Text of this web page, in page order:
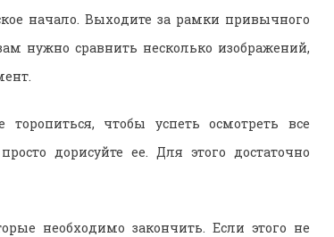
начало. Выходите за рамки привычного
нужно сравнить несколько изображений,
чтобы успеть осмотреть все
дорисуйте ее. Для этого достаточно
необходимо закончить. Если этого не